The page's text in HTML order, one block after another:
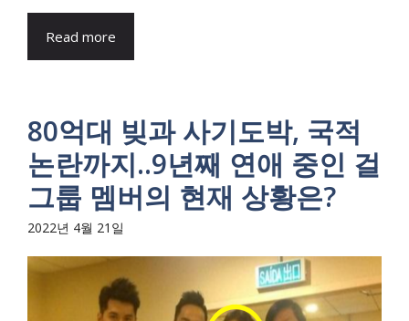
Read more
80억대 빚과 사기도박, 국적
논란까지..9년째 연애 중인 걸
그룹 멤버의 현재 상황은?
2022년 4월 21일